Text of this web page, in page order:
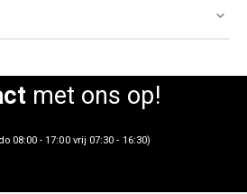
met ons op!
08:00 - 17:00 vrij 07:30 - 16:30)